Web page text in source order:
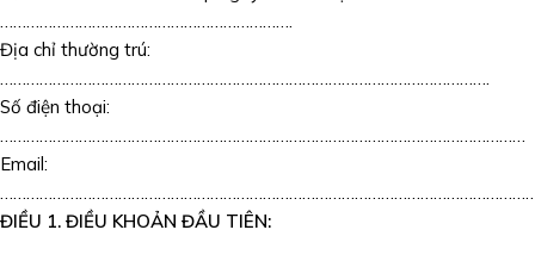
………………………………………………………….
Địa chỉ thường trú:
………………………………………………………………………………………………….
Số điện thoại:
…………………………………………………………………………………………………………
Email:
ĐIỀU 1. ĐIỀU KHOẢN ĐẦU TIÊN: